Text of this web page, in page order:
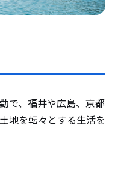
で、福井や広島、京都
地を転々とする生活を